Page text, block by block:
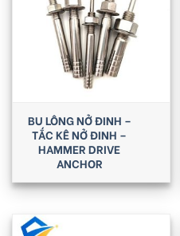
BU LÔNG NỞ ĐINH –
TẮC KÊ NỞ ĐINH –
HAMMER DRIVE
ANCHOR